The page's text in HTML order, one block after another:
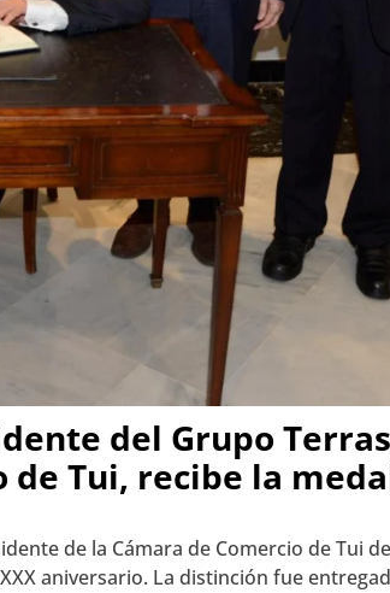
del Grupo
Tui, recibe la
de la Cámara de Comercio de Tui
aniversario. La distinción fue